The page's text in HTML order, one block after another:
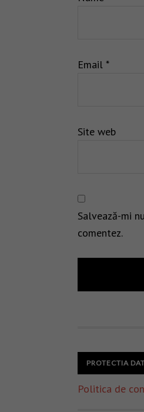
Email *
Site web
Salvează-mi
comentez.
PROTECTIA
Politica de